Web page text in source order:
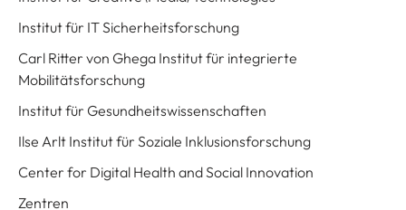
Institut für IT Sicherheitsforschung
Carl Ritter von Ghega Institut für integrierte
Mobilitätsforschung
Institut für Gesundheitswissenschaften
Ilse Arlt Institut für Soziale Inklusionsforschung
Center for Digital Health and Social Innovation
Zentren